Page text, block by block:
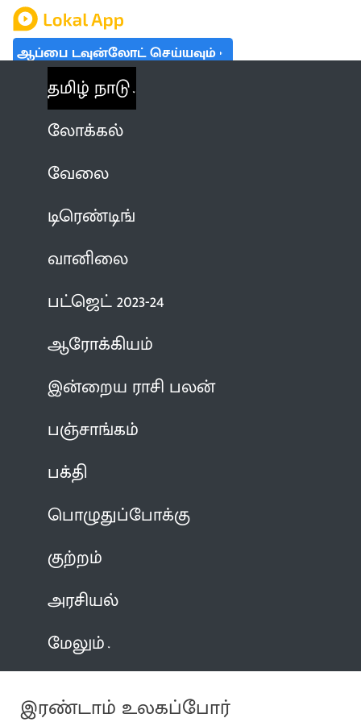
ஆப்பை டவுன்லோட் செய்யவும்
தமிழ் நாடு
லோக்கல்
வேலை
டிரெண்டிங்
வானிலை
பட்ஜெட் 2023-24
ஆரோக்கியம்
இன்றைய ராசி பலன்
பஞ்சாங்கம்
பக்தி
பொழுதுப்போக்கு
குற்றம்
அரசியல்
மேலும்
இரண்டாம் உலகப்போர்